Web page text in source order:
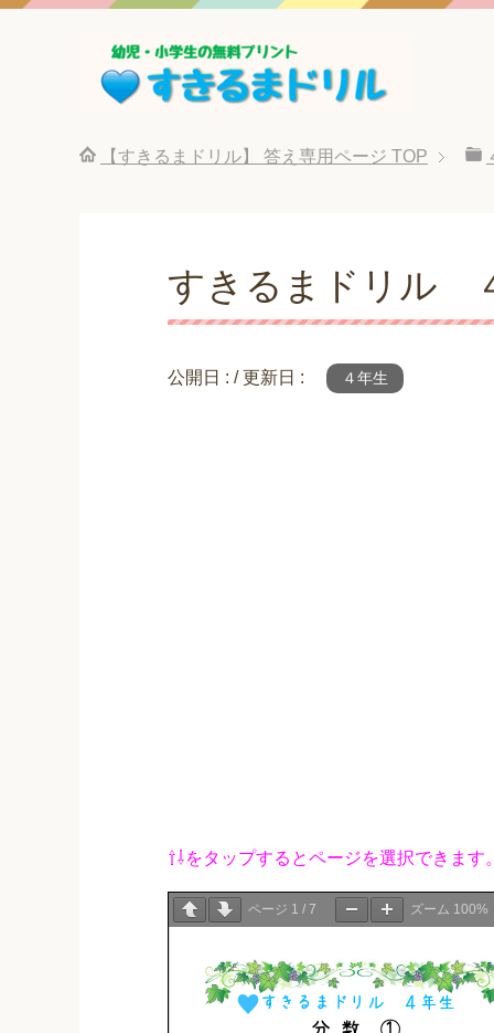
【すきるまドリル】 答え専用ページ TOP
すきるまドリル
公開日 : / 更新日 : ４年生
⇧⇩をタップするとページを選択できます
ページ 1 / 7 ズーム 100%